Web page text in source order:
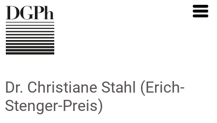
Direkt
zum
Inhalt
Dr. Christiane Stahl (Erich-
Stenger-Preis)